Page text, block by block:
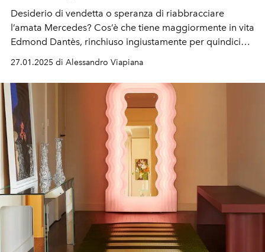
Desiderio di vendetta o speranza di riabbracciare
l’amata Mercedes? Cos’è che tiene maggiormente in vita
Edmond Dantès, rinchiuso ingiustamente per quindici
lunghi anni?
27.01.2025 di Alessandro Viapiana